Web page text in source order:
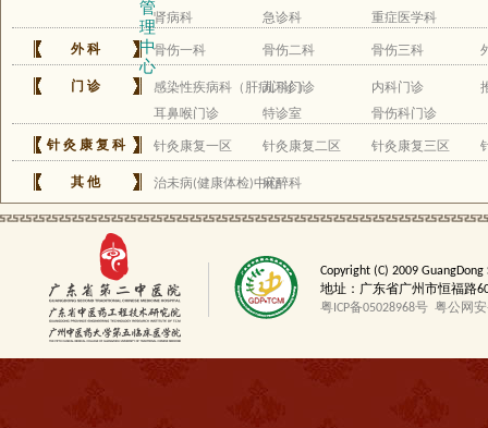
管
理
中
心
肾病科
急诊科 重症医学科
外科 骨伤一科 骨伤二科 骨伤三科
门诊 感染性疾病科（肝病门诊）
儿科门诊 内科门诊
耳鼻喉门诊
特诊室 骨伤科门诊
针灸康复科 针灸康复一区 针灸康复二区 针灸康复三区
其他 治未病(健康体检)中心麻醉科
Copyright (C) 2009
地址：广东省广州市恒福路
粤ICP备05028968号 粤公网安